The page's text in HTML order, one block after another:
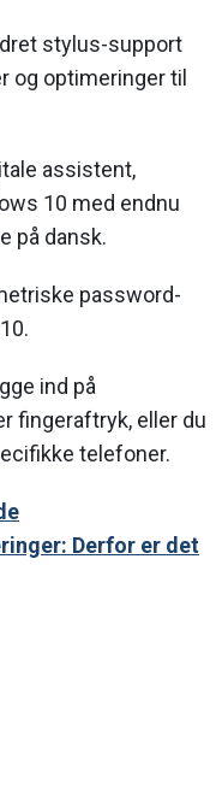
stylus-support
og optimeringer til
assistent,
10 med endnu
på dansk.
password-
ind på
fingeraftryk, eller du
telefoner.
Derfor er det